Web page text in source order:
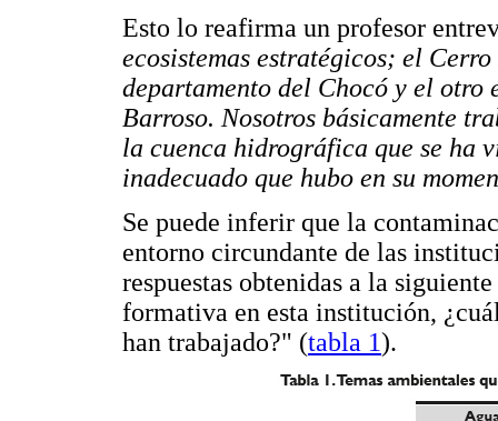
Esto lo reafirma un profesor
ecosistemas estratégicos; el
departamento del Chocó y el
Barroso. Nosotros básicamente
la cuenca hidrográfica que se ha
inadecuado que hubo en su
Se puede inferir que la
entorno circundante de las
respuestas obtenidas a la
formativa en esta institución,
han trabajado?" (tabla 1).